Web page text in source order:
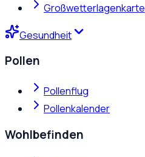
Großwetterlagenkarte
Gesundheit
Pollen
Pollenflug
Pollenkalender
Wohlbefinden